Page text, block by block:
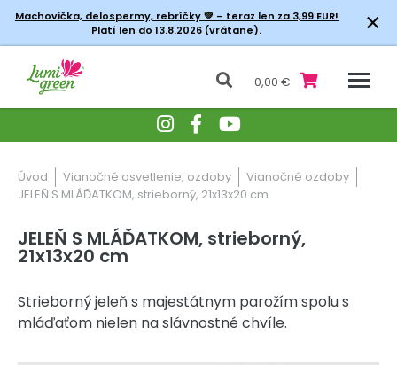
Machovička, delospermy, rebríčky💚 – teraz len za 3,99 EUR!
Platí len do 13.8.2026 (vrátane).
×
0,00 €
Úvod Vianočné osvetlenie, ozdoby
Vianočné ozdoby
JELEŇ S MLÁĎATKOM, strieborný, 21x13x20 cm
JELEŇ S MLÁĎATKOM, strieborný,
21x13x20 cm
Strieborný jeleň s majestátnym parožím spolu s
mláďaťom nielen na slávnostné chvíle.